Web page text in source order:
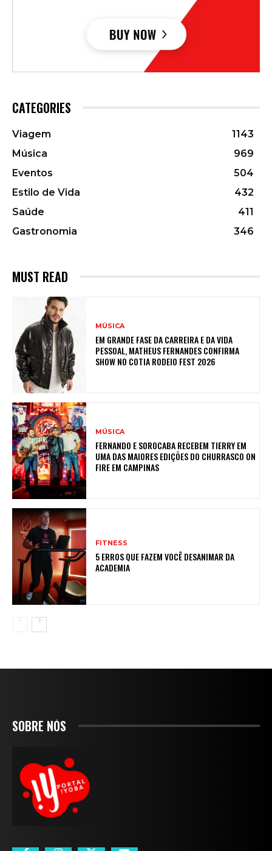
CATEGORIES
Viagem
1143
Música
969
Eventos
504
Estilo de Vida
432
Saúde
411
Gastronomia
346
MUST READ
MÚSICA
EM GRANDE FASE DA CARREIRA E DA VIDA
PESSOAL, MATHEUS FERNANDES CONFIRMA
SHOW NO COTIA RODEIO FEST 2026
MÚSICA
FERNANDO E SOROCABA RECEBEM TIERRY EM
UMA DAS MAIORES EDIÇÕES DO CHURRASCO ON
FIRE EM CAMPINAS
FITNESS
5 ERROS QUE FAZEM VOCÊ DESANIMAR DA
ACADEMIA
SOBRE NÓS